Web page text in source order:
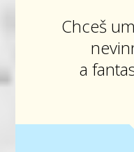
Chceš
a